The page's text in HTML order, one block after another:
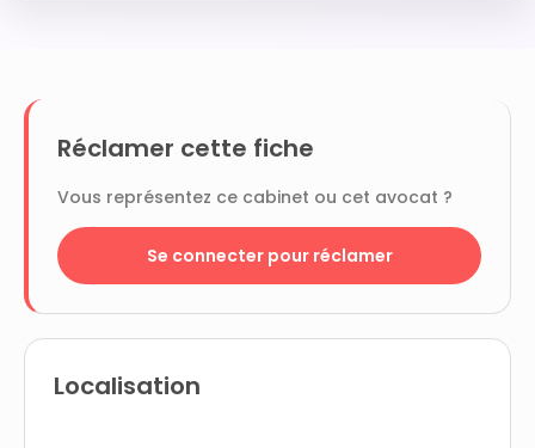
Réclamer cette fiche
Vous représentez ce cabinet ou cet avocat ?
Se connecter pour réclamer
Localisation